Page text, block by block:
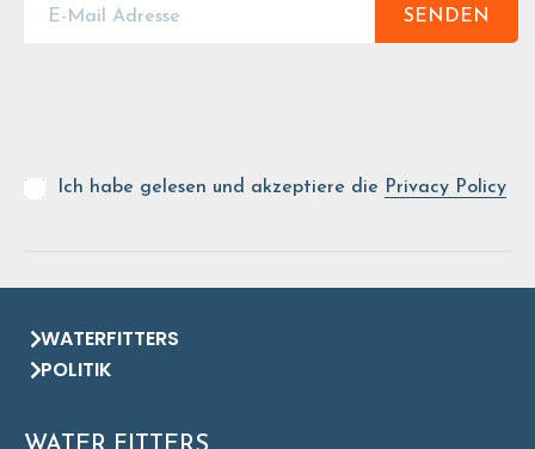
SENDEN
Ich habe gelesen und akzeptiere die Privacy Policy
WATERFITTERS
POLITIK